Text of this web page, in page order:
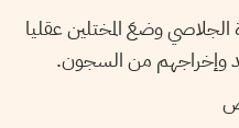
الجلاصي وضعَ المختلين عقليا
وإخراجهم من السجون.